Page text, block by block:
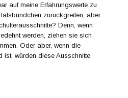
auf meine Erfahrungswerte zu
zurückgreifen, aber
Denn, wenn
werden, ziehen sie sich
Oder aber, wenn die
ist, würden diese Ausschnitte